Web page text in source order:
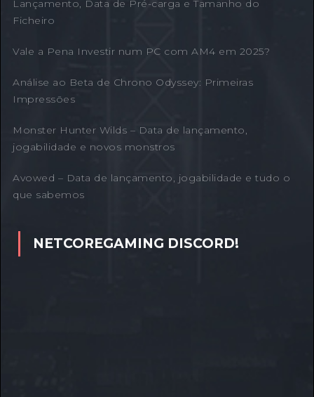
Lançamento, Data de Pré-carga e Tamanho do
Ficheiro
Vale a Pena Investir num PC com AM4 em 2025?
Análise ao Beta de Chrono Odyssey: Primeiras
Impressões
Monster Hunter Wilds – Data de lançamento,
jogabilidade e novos monstros
Avowed – Data de lançamento, jogabilidade e tudo o
que sabemos
NETCOREGAMING DISCORD!